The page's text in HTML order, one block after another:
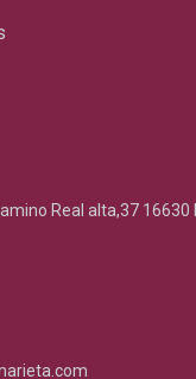
Real alta,37 16630